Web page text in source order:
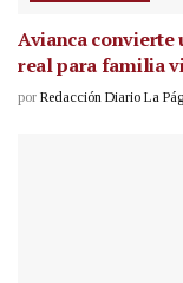
Avianca convierte
real para familia
por Redacción Diario La